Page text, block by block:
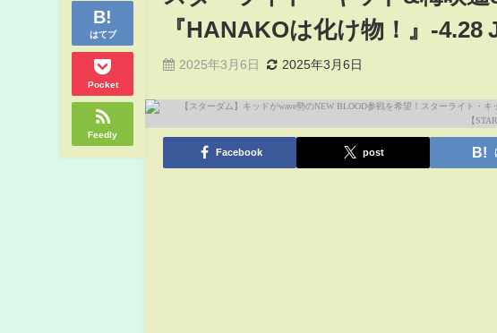
はてブ
Pocket
Feedly
『HANAKOは化け物！』-4.28
2025年3月6日 2025年3月6日
Facebook post